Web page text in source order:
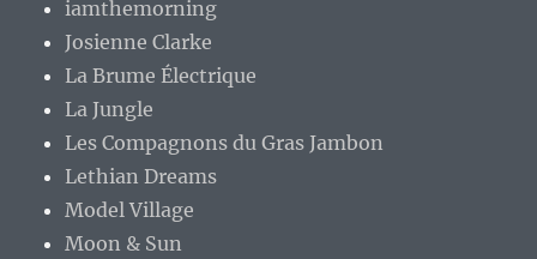
iamthemorning
Josienne Clarke
La Brume Électrique
La Jungle
Les Compagnons du Gras Jambon
Lethian Dreams
Model Village
Moon & Sun